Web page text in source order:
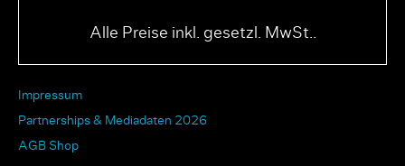
Alle Preise inkl. gesetzl. MwSt..
Impressum
Partnerships & Mediadaten 2026
AGB Shop